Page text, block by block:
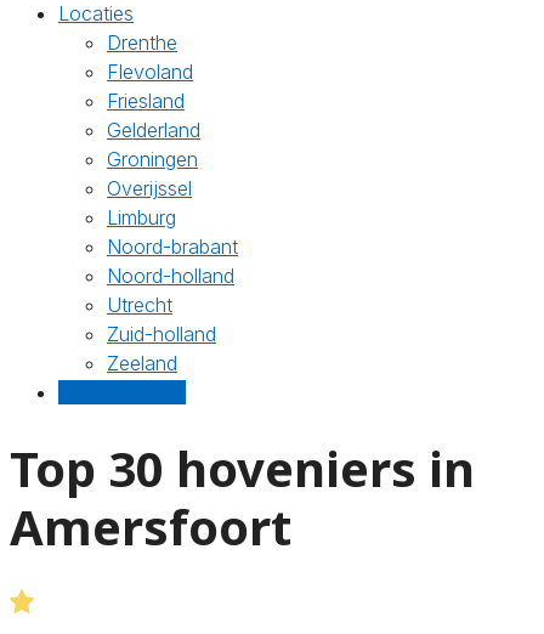
Locaties
Drenthe
Flevoland
Friesland
Gelderland
Groningen
Overijssel
Limburg
Noord-brabant
Noord-holland
Utrecht
Zuid-holland
Zeeland
Top 30 hoveniers in
Amersfoort